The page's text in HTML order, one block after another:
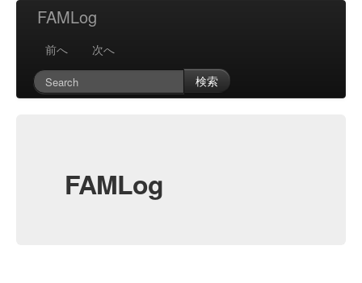
FAMLog
前へ
次へ
検索
FAMLog